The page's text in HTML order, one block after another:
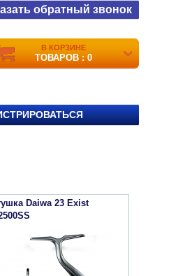
обратный звонок
В КОРЗИНЕ
ТОВАРОВ : 0
Daiwa 23 Exist